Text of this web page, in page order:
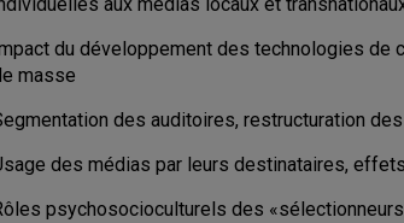
du développement des technologies de
masse
des auditoires, restructuration
des médias par leurs destinataires,
psychosocioculturels des